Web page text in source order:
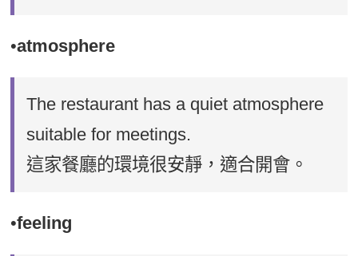
•atmosphere
The restaurant has a quiet atmosphere
suitable for meetings.
這家餐廳的環境很安靜，適合開會。
•feeling